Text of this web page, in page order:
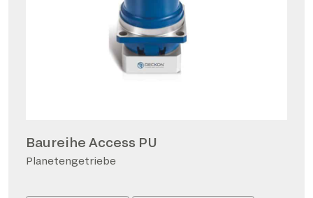
Baureihe Access PU
Planetengetriebe